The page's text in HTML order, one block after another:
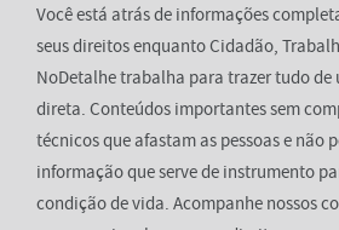
Você está atrás de informações
seus direitos enquanto Cidadão,
NoDetalhe trabalha para trazer tudo de
direta. Conteúdos importantes sem
técnicos que afastam as pessoas e não
informação que serve de instrumento
condição de vida. Acompanhe nossos